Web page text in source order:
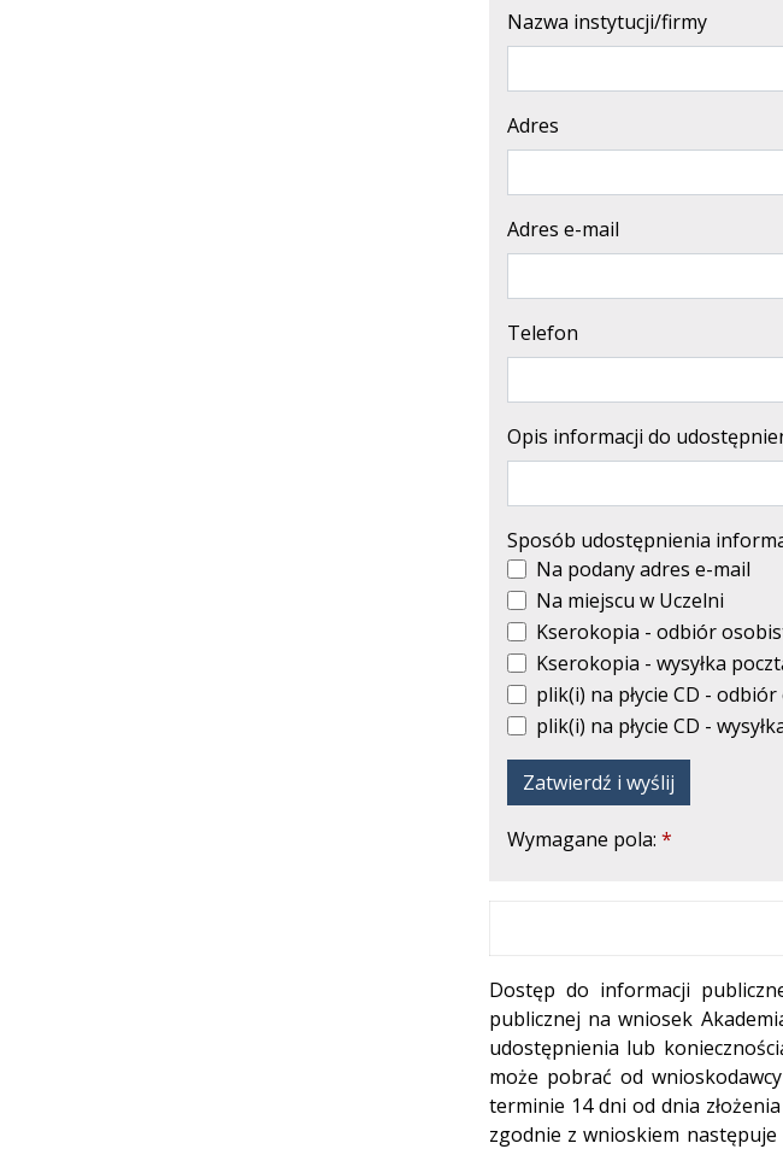
Nazwa instytucji/firmy
Adres
Adres e-mail
Telefon
Opis informacji do
Sposób udostępnienia
Na podany adres e-mail
Na miejscu w Uczelni
Kserokopia - odbiór
Kserokopia - wysyłka
plik(i) na płycie CD -
plik(i) na płycie CD -
Zatwierdź i wyślij
Wymagane pola:
Dostęp do informacji
publicznej na wniosek
udostępnienia lub
może pobrać od
terminie 14 dni od dnia
zgodnie z wnioskiem